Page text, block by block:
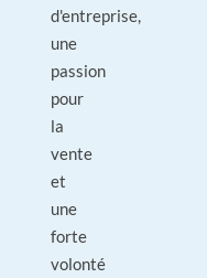
d'entreprise,
une
passion
pour
la
vente
et
une
forte
volonté